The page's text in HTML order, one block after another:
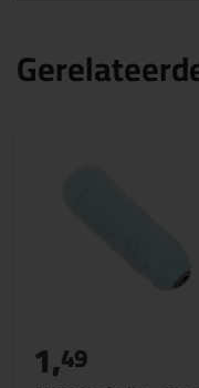
1,49